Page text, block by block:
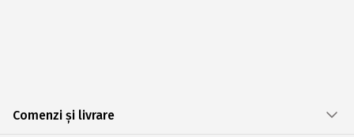
Comenzi și livrare